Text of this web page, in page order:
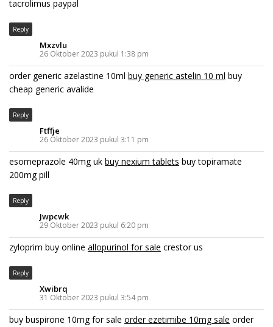
tacrolimus paypal
Reply
Mxzvlu
26 Oktober 2023 pukul 1:38 pm
order generic azelastine 10ml buy generic astelin 10 ml buy
cheap generic avalide
Reply
Ftffje
26 Oktober 2023 pukul 3:11 pm
esomeprazole 40mg uk buy nexium tablets buy topiramate
200mg pill
Reply
Jwpcwk
29 Oktober 2023 pukul 6:20 pm
zyloprim buy online allopurinol for sale crestor us
Reply
Xwibrq
31 Oktober 2023 pukul 3:54 pm
buy buspirone 10mg for sale order ezetimibe 10mg sale order